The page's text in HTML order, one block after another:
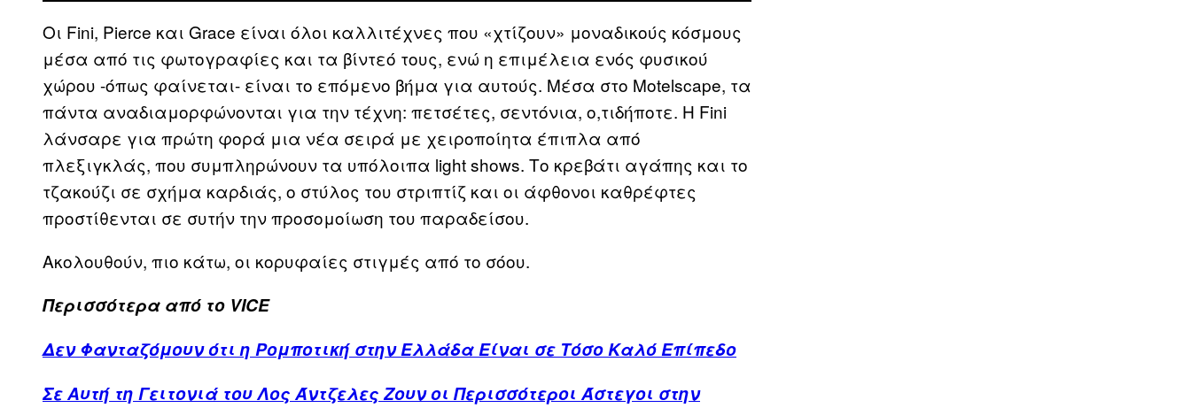
Οι Fini, Pierce και Grace είναι όλοι καλλιτέχνες που «χτίζουν» μοναδικούς κόσμους
μέσα από τις φωτογραφίες και τα βίντεό τους, ενώ η επιμέλεια ενός φυσικού
χώρου -όπως φαίνεται- είναι το επόμενο βήμα για αυτούς. Μέσα στο Motelscape, τα
πάντα αναδιαμορφώνονται για την τέχνη: πετσέτες, σεντόνια, ο,τιδήποτε. Η Fini
λάνσαρε για πρώτη φορά μια νέα σειρά με χειροποίητα έπιπλα από
πλεξιγκλάς, που συμπληρώνουν τα υπόλοιπα light shows. Το κρεβάτι αγάπης και το
τζακούζι σε σχήμα καρδιάς, ο στύλος του στριπτίζ και οι άφθονοι καθρέφτες
προστίθενται σε συτήν την προσομοίωση του παραδείσου.
Ακολουθούν, πιο κάτω, οι κορυφαίες στιγμές από το σόου.
Περισσότερα από το VICE
Δεν Φανταζόμουν ότι η Ρομποτική στην Ελλάδα Είναι σε Τόσο Καλό Επίπεδο
Σε Αυτή τη Γειτονιά του Λος Άντζελες Ζουν οι Περισσότεροι Άστεγοι στην